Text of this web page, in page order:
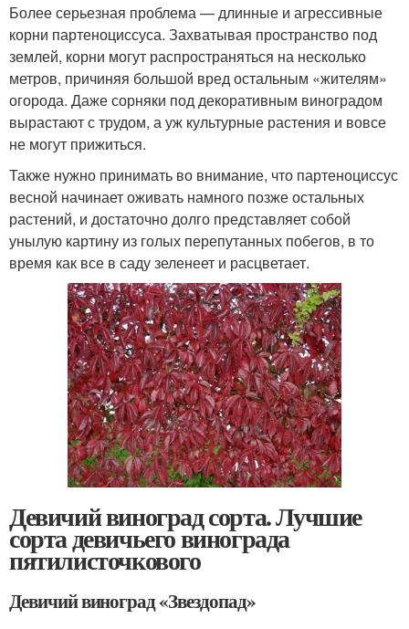
Более серьезная проблема — длинные и агрессивные
корни партеноциссуса. Захватывая пространство под
землей, корни могут распространяться на несколько
метров, причиняя большой вред остальным «жителям»
огорода. Даже сорняки под декоративным виноградом
вырастают с трудом, а уж культурные растения и вовсе
не могут прижиться.
Также нужно принимать во внимание, что партеноциссус
весной начинает оживать намного позже остальных
растений, и достаточно долго представляет собой
унылую картину из голых перепутанных побегов, в то
время как все в саду зеленеет и расцветает.
Девичий виноград сорта. Лучшие
сорта девичьего винограда
пятилисточкового
Девичий виноград «Звездопад»